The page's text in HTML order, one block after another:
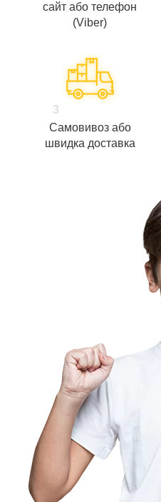
сайт або телефон
(Viber)
3
Самовивоз або
швидка доставка